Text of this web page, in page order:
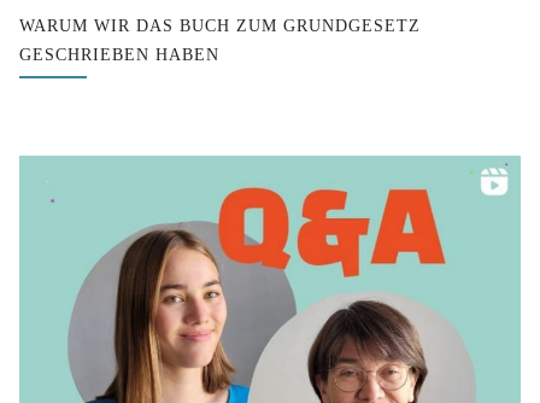
WARUM WIR DAS BUCH ZUM GRUNDGESETZ
GESCHRIEBEN HABEN